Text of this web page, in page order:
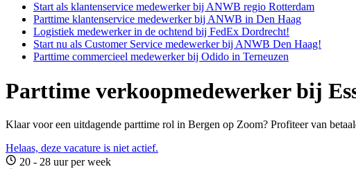
Start als klantenservice medewerker bij ANWB regio Rotterdam
Parttime klantenservice medewerker bij ANWB in Den Haag
Logistiek medewerker in de ochtend bij FedEx Dordrecht!
Start nu als Customer Service medewerker bij ANWB Den Haag!
Parttime commercieel medewerker bij Odido in Terneuzen
Parttime verkoopmedewerker bij
Klaar voor een uitdagende parttime rol in Bergen op Zoom? Profiteer van
Helaas, deze vacature is niet actief.
20 - 28 uur per week